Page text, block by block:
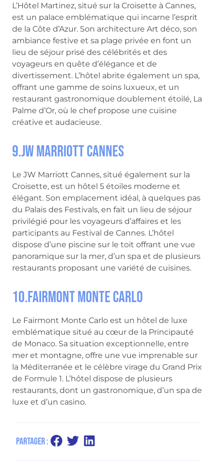
L’Hôtel Martinez, situé sur la Croisette à Cannes,
est un palace emblématique qui incarne l’esprit
de la Côte d’Azur. Son architecture Art déco, son
ambiance festive et sa plage privée en font un
lieu de séjour prisé des célébrités et des
voyageurs en quête d’élégance et de
divertissement. L’hôtel abrite également un spa,
offrant une gamme de soins luxueux, et un
restaurant gastronomique doublement étoilé, La
Palme d’Or, où le chef propose une cuisine
créative et audacieuse.
9.JW Marriott Cannes
Le JW Marriott Cannes, situé également sur la
Croisette, est un hôtel 5 étoiles moderne et
élégant. Son emplacement idéal, à quelques pas
du Palais des Festivals, en fait un lieu de séjour
privilégié pour les voyageurs d’affaires et les
participants au Festival de Cannes. L’hôtel
dispose d’une piscine sur le toit offrant une vue
panoramique sur la mer, d’un spa et de plusieurs
restaurants proposant une variété de cuisines.
10.Fairmont Monte Carlo
Le Fairmont Monte Carlo est un hôtel de luxe
emblématique situé au cœur de la Principauté
de Monaco. Sa situation exceptionnelle, entre
mer et montagne, offre une vue imprenable sur
la Méditerranée et le célèbre virage du Grand Prix
de Formule 1. L’hôtel dispose de plusieurs
restaurants, dont un gastronomique, d’un spa de
luxe et d’un casino.
Partager :